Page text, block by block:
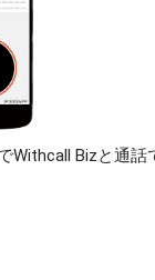
Withcall Bizと通話